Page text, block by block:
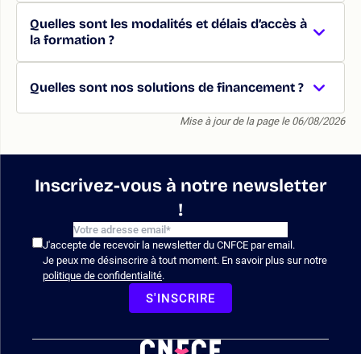
Quelles sont les modalités et délais d’accès à
la formation ?
Quelles sont nos solutions de financement ?
Mise à jour de la page le 06/08/2026
Inscrivez-vous à notre newsletter
!
J'accepte de recevoir la newsletter du CNFCE par email.
Je peux me désinscrire à tout moment. En savoir plus sur notre
politique de confidentialité.
S'INSCRIRE